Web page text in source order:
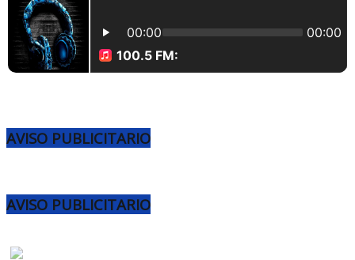
AVISO PUBLICITARIO
AVISO PUBLICITARIO